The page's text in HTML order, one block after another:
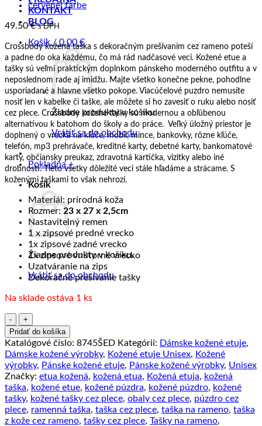
KONTAKT
BLOG
Košík /0.00 €
Žiadne produkty v košíku.
Vrátiť sa do obchodu
Pokladňa +
Košík
Žiadne produkty v košíku.
Vrátiť sa do obchodu
49.50€ s DPH
Crossbody kožená taška s dekoračným prešívaním cez rameno poteší
a padne do oka každému, čo má rád nadčasové veci. Kožené etue a
tašky sú veľmi praktickým doplnkom pánskeho moderného outfitu a v
neposlednom rade aj imidžu. Majte všetko konečne pekne, pohodlne
usporiadané a hlavne všetko pokope. Viacúčelové puzdro nemusíte
nosiť len v kabelke či taške, ale môžete si ho zavesiť o ruku alebo nosiť
cez plece. Crossbody kožené tašky sú modernou a obľúbenou
alternatívou k batohom do školy a do práce. Veľký úložný priestor je
doplnený o vrecká na kľúče, mobil, mince, bankovky, rôzne kľúče,
telefón, mp3 prehrávače, kreditné karty, debetné karty, bankomatové
karty, občiansky preukaz, zdravotná kartička, vizitky alebo iné
drobnosti. Tieto všetky dôležité veci stále hľadáme a strácame. S
koženými taškami to však nehrozí.
Materiál: prírodná koža
Rozmer: 23 x 27 x 2,5cm
Nastavitelný remen
1 x zipsové predné vrecko
1x zipsové zadné vrecko
1x zipsové vnútorné vrecko
Uzatváranie na zips
Dekoračné prešívanie tašky
Na sklade ostáva 1 ks
množstvo
Crossbody
kožená
taška
s
dekoračným
prešívaním
v
šedej
farbe
Pridať do košíka
Katalógové číslo: 8745ŠED Kategórií: Dámske kožené etuje,
Dámske kožené výrobky, Kožené etuje Unisex, Kožené
výrobky, Pánske kožené etuje, Pánske kožené výrobky, Unisex
Značky: etua kožená, kožená etua, Kožená etuja, kožená
taška, kožené etue, kožené púzdra, kožené púzdro, kožené
tašky, kožené tašky cez plece, obaly cez plece, púzdro cez
plece, ramenná taška, taška cez plece, taška na rameno, taška
z kože cez rameno, tašky cez plece, Tašky na rameno,